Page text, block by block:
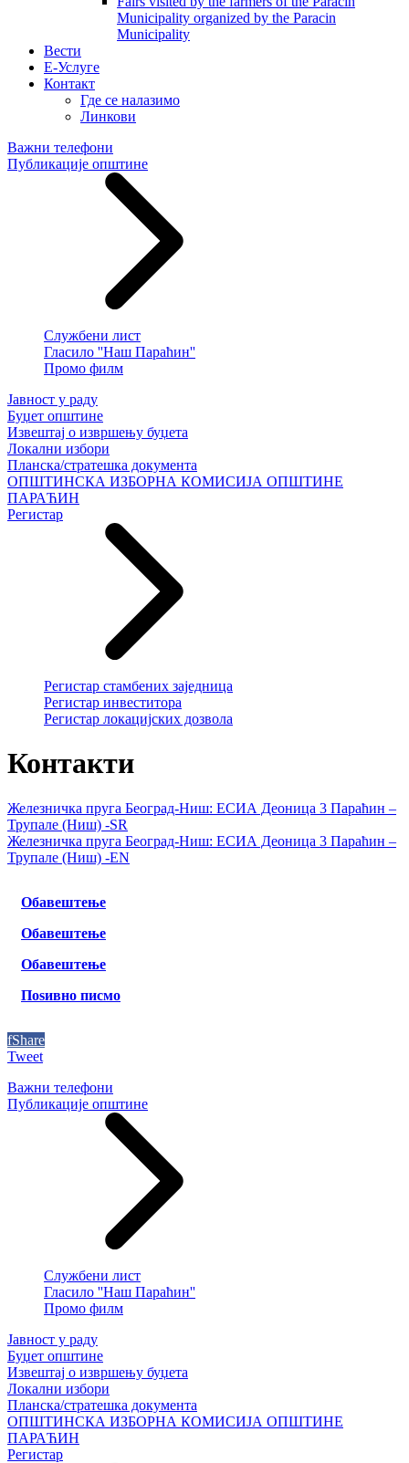
Municipality organized by the Paracin
Municipality
Вести
E-Услуге
Контакт
Где се налазимо
Линкови
Важни телефони
Публикације општине
Службени лист
Гласило ''Наш Параћин''
Промо филм
Јавност у раду
Буџет општине
Извештај о извршењу буџета
Локални избори
Планска/стратешка документа
ОПШТИНСКА ИЗБОРНА КОМИСИЈА ОПШТИНЕ
ПАРАЋИН
Регистар
Регистар стамбених заједница
Регистар инвеститора
Регистар локацијских дозвола
Контакти
Железничка пруга Београд-Ниш: ЕСИА Деоница 3 Параћин –
Трупале (Ниш) -SR
Железничка пруга Београд-Ниш: ЕСИА Деоница 3 Параћин –
Трупале (Ниш) -EN
Обавештење
Обавештење
Обавештење
Поѕивно писмо
fShare
Tweet
Важни телефони
Публикације општине
Службени лист
Гласило ''Наш Параћин''
Промо филм
Јавност у раду
Буџет општине
Извештај о извршењу буџета
Локални избори
Планска/стратешка документа
ОПШТИНСКА ИЗБОРНА КОМИСИЈА ОПШТИНЕ
ПАРАЋИН
Регистар